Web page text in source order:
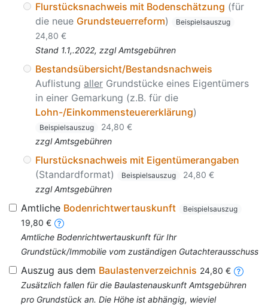
Flurstücksnachweis mit Bodenschätzung (für
die neue Grundsteuerreform) Beispielsauszug
24,80 €
Stand 1.1,.2022, zzgl Amtsgebühren
Bestandsübersicht/Bestandsnachweis
Auflistung aller Grundstücke eines Eigentümers
in einer Gemarkung (z.B. für die
Lohn-/Einkommensteuererklärung)
Beispielsauszug
24,80 €
zzgl Amtsgebühren
Flurstücksnachweis mit Eigentümerangaben
(Standardformat)
Beispielsauszug
24,80 €
zzgl Amtsgebühren
Amtliche Bodenrichtwertauskunft Beispielsauszug
19,80 €
Amtliche Bodenrichtwertauskunft für Ihr
Grundstück/Immobilie vom zuständigen Gutachterausschuss
Auszug aus dem Baulastenverzeichnis 24,80 €
Zusätzlich fallen für die Baulastenauskunft Amtsgebühren
pro Grundstück an. Die Höhe ist abhängig, wieviel